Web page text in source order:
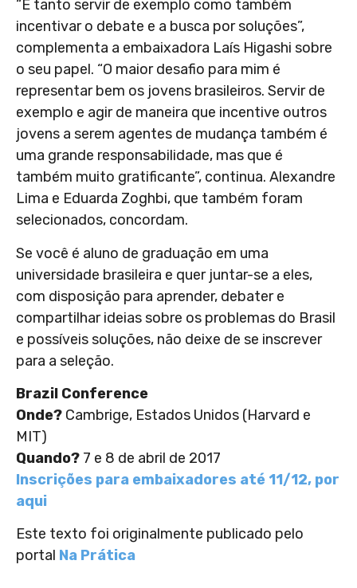
“É tanto servir de exemplo como também
incentivar o debate e a busca por soluções”,
complementa a embaixadora Laís Higashi sobre
o seu papel. “O maior desafio para mim é
representar bem os jovens brasileiros. Servir de
exemplo e agir de maneira que incentive outros
jovens a serem agentes de mudança também é
uma grande responsabilidade, mas que é
também muito gratificante”, continua. Alexandre
Lima e Eduarda Zoghbi, que também foram
selecionados, concordam.
Se você é aluno de graduação em uma
universidade brasileira e quer juntar-se a eles,
com disposição para aprender, debater e
compartilhar ideias sobre os problemas do Brasil
e possíveis soluções, não deixe de se inscrever
para a seleção.
Brazil Conference
Onde? Cambrige, Estados Unidos (Harvard e
MIT)
Quando? 7 e 8 de abril de 2017
Inscrições para embaixadores até 11/12, por
aqui
Este texto foi originalmente publicado pelo
portal Na Prática